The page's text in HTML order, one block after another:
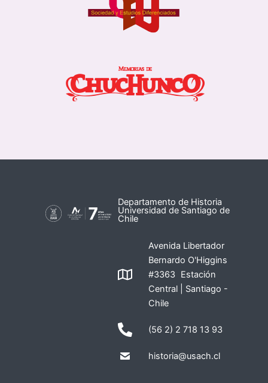
Departamento de Historia
Universidad de Santiago de
Chile
Avenida Libertador
Bernardo O'Higgins
#3363 Estación
Central | Santiago -
Chile
(56 2) 2 718 13 93
historia@usach.cl